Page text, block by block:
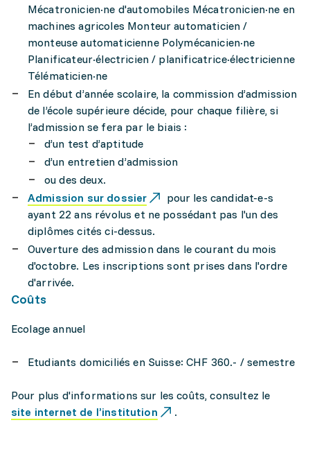
Mécatronicien·ne d'automobiles Mécatronicien·ne en
machines agricoles Monteur automaticien /
monteuse automaticienne Polymécanicien·ne
Planificateur·électricien / planificatrice·électricienne
Télématicien·ne
En début d’année scolaire, la commission d’admission
de l’école supérieure décide, pour chaque filière, si
l’admission se fera par le biais :
d’un test d’aptitude
d’un entretien d’admission
ou des deux.
Admission sur dossier
pour les candidat-e-s
ayant 22 ans révolus et ne possédant pas l'un des
diplômes cités ci-dessus.
Ouverture des admission dans le courant du mois
d'octobre. Les inscriptions sont prises dans l'ordre
d'arrivée.
Coûts
Ecolage annuel
Etudiants domiciliés en Suisse: CHF 360.- / semestre
Pour plus d'informations sur les coûts, consultez le
site internet de l’institution
.